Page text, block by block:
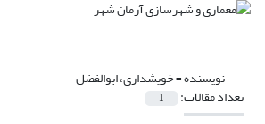
نویسنده =خویشداری، ابوالفضل
تعداد مقالات: 1